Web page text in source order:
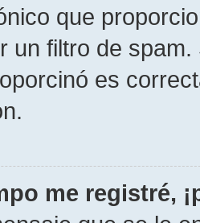
que
un filtro de
es
me registré,